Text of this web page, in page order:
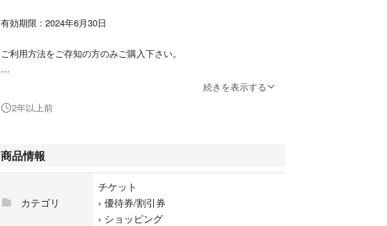
有効期限 : 2024年6月30日
ご利用方法をご存知の方のみご購入下さい。
万一郵便事故の場合でも当方では返金等には対応できません。
続きを表示する
2年以上前
商品情報
カテゴリ
チケット
› 優待券/割引券
› ショッピング